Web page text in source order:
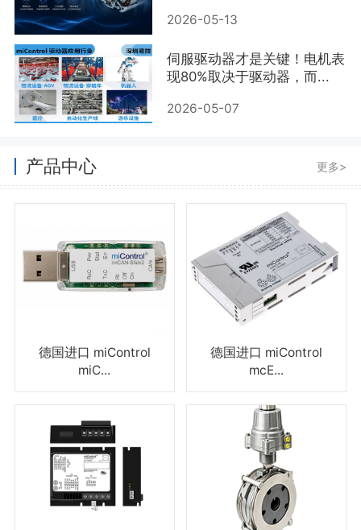
2026-05-13
伺服驱动器才是关键！电机表
现80%取决于驱动器，而...
2026-05-07
产品中心 更多>
德国进口 miControl
miC...
德国进口 miControl
mcE...